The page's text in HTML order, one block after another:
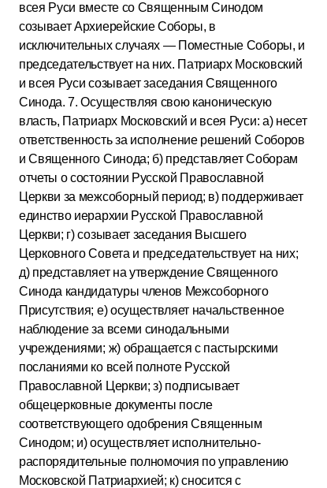
всея Руси вместе со Священным Синодом
созывает Архиерейские Соборы, в
исключительных случаях — Поместные Соборы, и
председательствует на них. Патриарх Московский
и всея Руси созывает заседания Священного
Синода. 7. Осуществляя свою каноническую
власть, Патриарх Московский и всея Руси: а) несет
ответственность за исполнение решений Соборов
и Священного Синода; б) представляет Соборам
отчеты о состоянии Русской Православной
Церкви за межсоборный период; в) поддерживает
единство иерархии Русской Православной
Церкви; г) созывает заседания Высшего
Церковного Совета и председательствует на них;
д) представляет на утверждение Священного
Синода кандидатуры членов Межсоборного
Присутствия; е) осуществляет начальственное
наблюдение за всеми синодальными
учреждениями; ж) обращается с пастырскими
посланиями ко всей полноте Русской
Православной Церкви; з) подписывает
общецерковные документы после
соответствующего одобрения Священным
Синодом; и) осуществляет исполнительно-
распорядительные полномочия по управлению
Московской Патриархией; к) сносится с